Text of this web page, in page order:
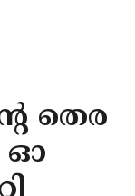
തെര
ഓ